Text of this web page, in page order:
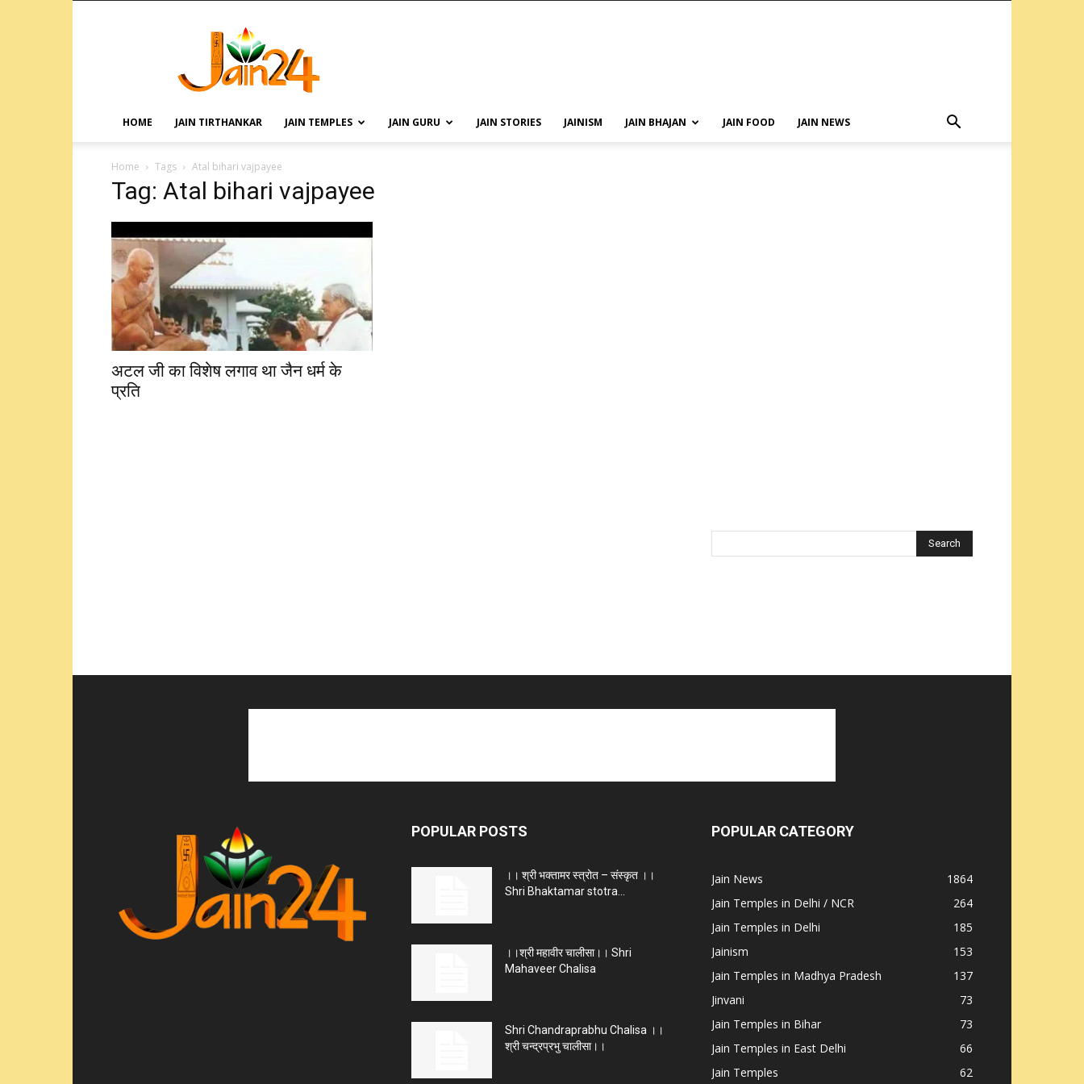
HOME JAIN TIRTHANKAR JAIN TEMPLES JAIN GURU JAIN STORIES JAINISM JAIN BHAJAN JAIN FOOD JAIN NEWS
Home Tags Atal bihari vajpayee
Tag: Atal bihari vajpayee
अटल जी का विशेष लगाव था जैन धर्म के
प्रति
POPULAR POSTS
।। श्री भक्तामर स्त्रोत – संस्कृत ।।
Shri Bhaktamar stotra...
।।श्री महावीर चालीसा।। Shri
Mahaveer Chalisa
Shri Chandraprabhu Chalisa ।।
श्री चन्द्रप्रभु चालीसा।।
POPULAR CATEGORY
Jain News
1864
Jain Temples in Delhi / NCR
264
Jain Temples in Delhi
185
Jainism
153
Jain Temples in Madhya Pradesh
137
Jinvani
73
Jain Temples in Bihar
73
Jain Temples in East Delhi
66
Jain Temples
62